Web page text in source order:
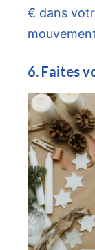
€ dans
6. Faites